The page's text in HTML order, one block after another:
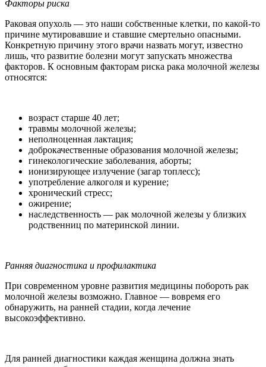
Факторы риска
Раковая опухоль — это наши собственные клетки, по какой-то
причине мутировавшие и ставшие смертельно опасными.
Конкретную причину этого врачи назвать могут, известно
лишь, что развитие болезни могут запускать множества
факторов. К основным факторам риска рака молочной железы
относятся:
возраст старше 40 лет;
травмы молочной железы;
неполноценная лактация;
доброкачественные образования молочной железы;
гинекологические заболевания, аборты;
ионизирующее излучение (загар топлесс);
употребление алкоголя и курение;
хронический стресс;
ожирение;
наследственность — рак молочной железы у близких
родственниц по материнской линии.
Ранняя диагностика и профилактика
При современном уровне развития медицины побороть рак
молочной железы возможно. Главное — вовремя его
обнаружить, на ранней стадии, когда лечение
высокоэффективно.
Для ранней диагностики каждая женщина должна знать